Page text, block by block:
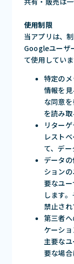
使用制限
当アプリは、
Googleユーザ
て使用していま
特定の
情報を
な同意
を読み取
リター
レスト
て、デー
データ
ション
要なユ
します
禁止され
第三者
ケーシ
主要な
要な場合